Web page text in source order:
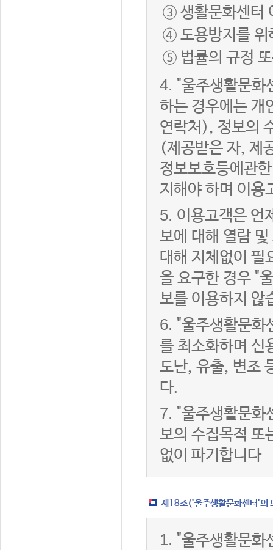
③ 생활문화센터
④ 도용방지를 위
⑤ 법률의 규정 또
4. "울주생활문화
하는 경우에는 개
연락처), 정보의
(제공받은 자, 제
정보보호등에관
지해야 하며 이용
5. 이용고객은 언
보에 대해 열람
대해 지체없이 필
을 요구한 경우 "
보를 이용하지 않
6. "울주생활문화
를 최소화하며 신
도난, 유출, 변조
다.
7. "울주생활문화
보의 수집목적 또
없이 파기합니다
제18조("울주생활문화센터"의
1. "울주생활문화